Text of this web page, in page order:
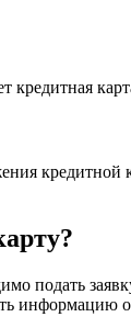
кредитная
подать
информацию